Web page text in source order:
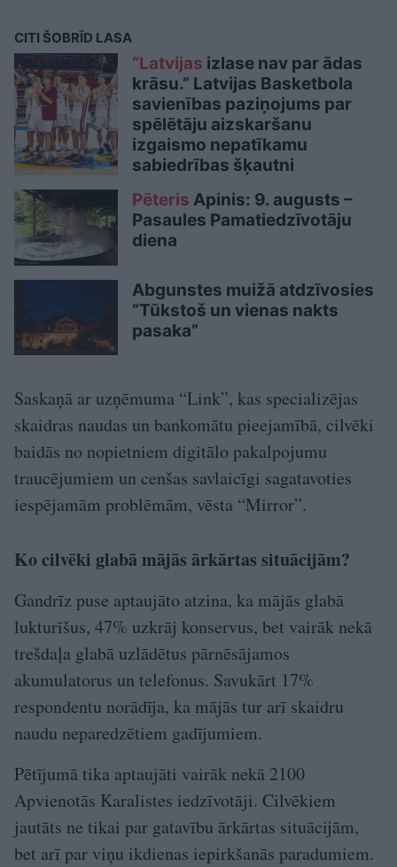
CITI ŠOBRĪD LASA
“Latvijas izlase nav par ādas
krāsu.” Latvijas Basketbola
savienības paziņojums par
spēlētāju aizskaršanu
izgaismo nepatīkamu
sabiedrības šķautni
Pēteris Apinis: 9. augusts –
Pasaules Pamatiedzīvotāju
diena
Abgunstes muižā atdzīvosies
“Tūkstoš un vienas nakts
pasaka”
Saskaņā ar uzņēmuma “Link”, kas specializējas
skaidras naudas un bankomātu pieejamībā, cilvēki
baidās no nopietniem digitālo pakalpojumu
traucējumiem un cenšas savlaicīgi sagatavoties
iespējamām problēmām, vēsta “Mirror”.
Ko cilvēki glabā mājās ārkārtas situācijām?
Gandrīz puse aptaujāto atzina, ka mājās glabā
lukturīšus, 47% uzkrāj konservus, bet vairāk nekā
trešdaļa glabā uzlādētus pārnēsājamos
akumulatorus un telefonus. Savukārt 17%
respondentu norādīja, ka mājās tur arī skaidru
naudu neparedzētiem gadījumiem.
Pētījumā tika aptaujāti vairāk nekā 2100
Apvienotās Karalistes iedzīvotāji. Cilvēkiem
jautāts ne tikai par gatavību ārkārtas situācijām,
bet arī par viņu ikdienas iepirkšanās paradumiem.